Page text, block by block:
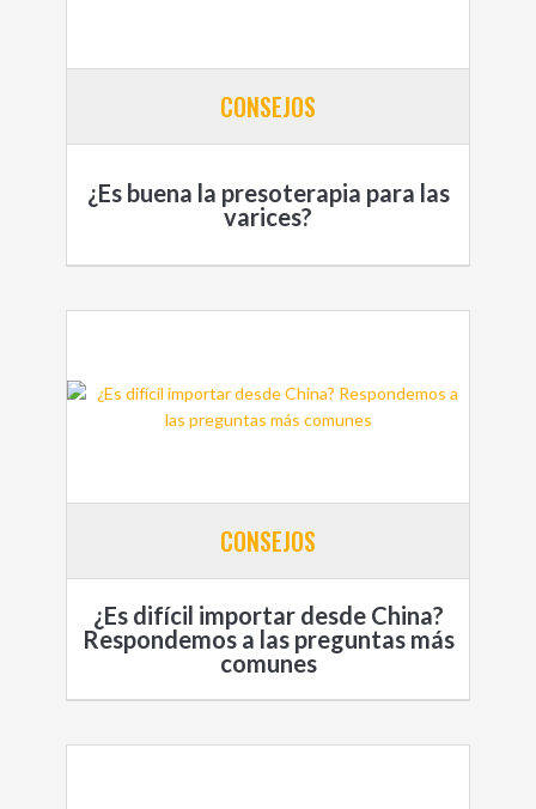
CONSEJOS
¿Es buena la presoterapia para las
varices?
CONSEJOS
¿Es difícil importar desde China?
Respondemos a las preguntas más
comunes